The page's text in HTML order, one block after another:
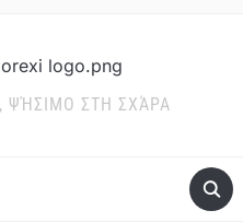
ΨΉΣΙΜΟ ΣΤΗ ΣΧΆΡΑ